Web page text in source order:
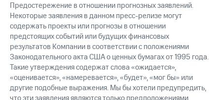
Предостережение в отношении прогнозных заявлений.
Некоторые заявления в данном пресс-релизе могут
содержать проекты или прогнозы в отношении
предстоящих событий или будущих финансовых
результатов Компании в соответствии с положениями
Законодательного акта США о ценных бумагах от 1995 года.
Такие утверждения содержат слова «ожидается»,
«оценивается», «намеревается», «будет», «мог бы» или
другие подобные выражения. Мы бы хотели предупредить,